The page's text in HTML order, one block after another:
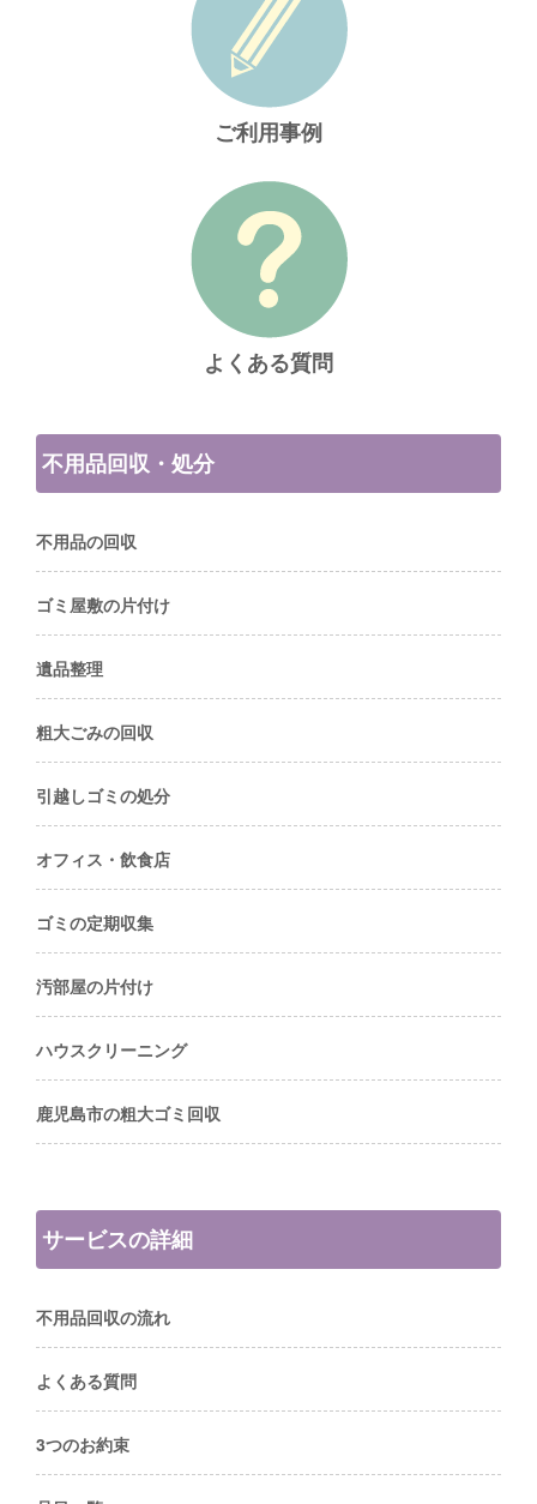
ご利用事例
よくある質問
不用品回収・処分
不用品の回収
ゴミ屋敷の片付け
遺品整理
粗大ごみの回収
引越しゴミの処分
オフィス・飲食店
ゴミの定期収集
汚部屋の片付け
ハウスクリーニング
鹿児島市の粗大ゴミ回収
サービスの詳細
不用品回収の流れ
よくある質問
3つのお約束